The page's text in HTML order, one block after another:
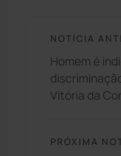
NOTÍCIA
Homem é
Vitória da
PRÓXIMA